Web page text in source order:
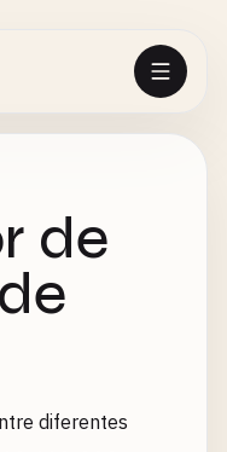
de
diferentes